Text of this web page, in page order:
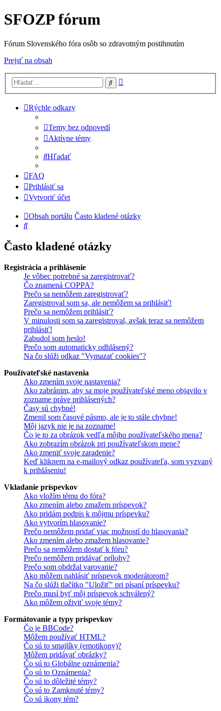
SFOZP fórum
Fórum Slovenského fóra osôb so zdravotným postihnutím
Prejsť na obsah
Hľadať
Rýchle odkazy
Temy bez odpovedí
Aktívne témy
Hľadať
FAQ
Prihlásiť sa
Vytvoriť účet
Obsah portálu Často kladené otázky
Hľadať
Často kladené otázky
Registrácia a prihlásenie
Je vôbec potrebné sa zaregistrovať?
Čo znamená COPPA?
Prečo sa nemôžem zaregistrovať?
Zaregistroval som sa, ale nemôžem sa prihlásiť!
Prečo sa nemôžem prihlásiť?
V minulosti som sa zaregistroval, avšak teraz sa nemôžem
prihlásiť!
Zabudol som heslo!
Prečo som automaticky odhlásený?
Na čo slúži odkaz "Vymazať cookies"?
Používateľské nastavenia
Ako zmením svoje nastavenia?
Ako zabránim, aby sa moje používateľské meno objavilo v
zozname práve prihlásených?
Časy sú chybné!
Zmenil som časové pásmo, ale je to stále chybne!
Môj jazyk nie je na zozname!
Čo je to za obrázok vedľa môjho používateľského mena?
Ako zobrazím obrázok pri používateľskom mene?
Ako zmeniť svoje zaradenie?
Keď kliknem na e-mailový odkaz používateľa, som vyzvaný
k prihláseniu!
Vkladanie príspevkov
Ako vložím tému do fóra?
Ako zmením alebo zmažem príspevok?
Ako pridám podpis k môjmu príspevku?
Ako vytvorím hlasovanie?
Prečo nemôžem pridať viac možností do hlasovania?
Ako zmením alebo zmažem hlasovanie?
Prečo sa nemôžem dostať k fóru?
Prečo nemôžem pridávať prílohy?
Prečo som obdržal varovanie?
Ako môžem nahlásiť príspevok moderátorom?
Na čo slúži tlačítko "Uložiť" pri písaní príspevku?
Prečo musí byť môj príspevok schválený?
Ako môžem oživiť svoje témy?
Formátovanie a typy príspevkov
Čo je BBCode?
Môžem používať HTML?
Čo sú to smajlíky (emotikony)?
Môžem pridávať obrázky?
Čo sú to Globálne oznámenia?
Čo sú to Oznámenia?
Čo sú to dôležité témy?
Čo sú to Zamknuté témy?
Čo sú ikony tém?